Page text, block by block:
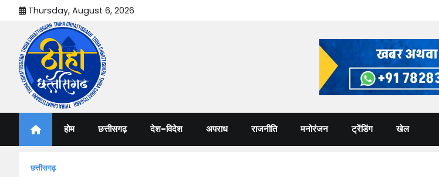
content
Thursday, August 6, 2026
Thiha Chhattisgarh
होम छत्तीसगढ़ देश-विदेश अपराध राजनीति मनोरंजन ट्रेंडिंग खेल
छत्तीसगढ़